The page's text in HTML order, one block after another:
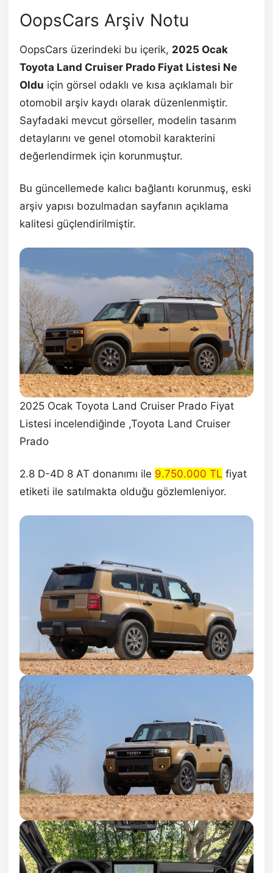
OopsCars Arşiv Notu
OopsCars üzerindeki bu içerik, 2025 Ocak
Toyota Land Cruiser Prado Fiyat Listesi Ne
Oldu için görsel odaklı ve kısa açıklamalı bir
otomobil arşiv kaydı olarak düzenlenmiştir.
Sayfadaki mevcut görseller, modelin tasarım
detaylarını ve genel otomobil karakterini
değerlendirmek için korunmuştur.
Bu güncellemede kalıcı bağlantı korunmuş, eski
arşiv yapısı bozulmadan sayfanın açıklama
kalitesi güçlendirilmiştir.
2025 Ocak Toyota Land Cruiser Prado Fiyat
Listesi incelendiğinde ,Toyota Land Cruiser
Prado
2.8 D-4D 8 AT donanımı ile 9.750.000 TL fiyat
etiketi ile satılmakta olduğu gözlemleniyor.